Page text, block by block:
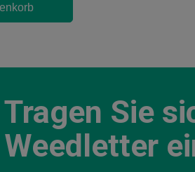
Tragen Sie
Weedletter